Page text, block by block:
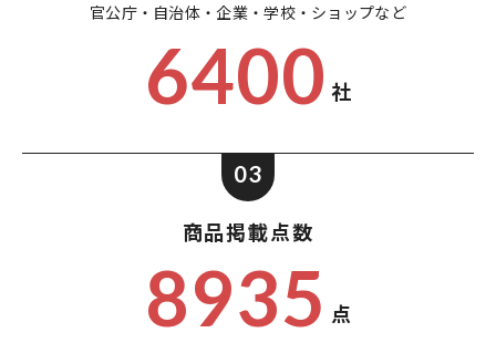
官公庁・自治体・企業・学校・ショップなど
6400 社
03
商品掲載点数
8935 点